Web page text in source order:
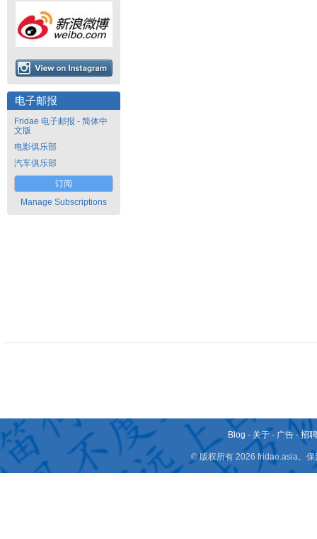
电子邮报
Fridae 电子邮报 - 简体中
文版
电影俱乐部
汽车俱乐部
订阅
Manage Subscriptions
Blog - 关于 - 广告 -招
© 版权所有 2026 fridae.asia。